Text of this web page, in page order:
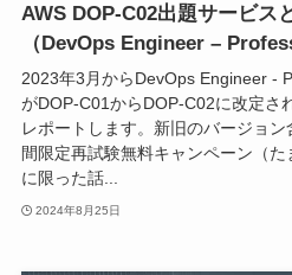
AWS DOP-C02出題サービス
（DevOps Engineer –
2023年3月からDevOps Engineer -
がDOP-C01からDOP-C02に改定さ
レポートします。新旧のバージョ
間限定再試験無料キャンペーン（
に限った話...
2024年8月25日